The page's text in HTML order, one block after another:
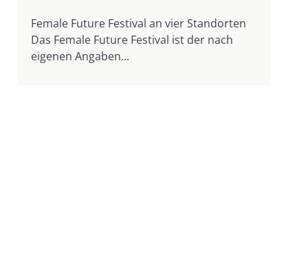
Female Future Festival an vier Standorten
Das Female Future Festival ist der nach
eigenen Angaben...